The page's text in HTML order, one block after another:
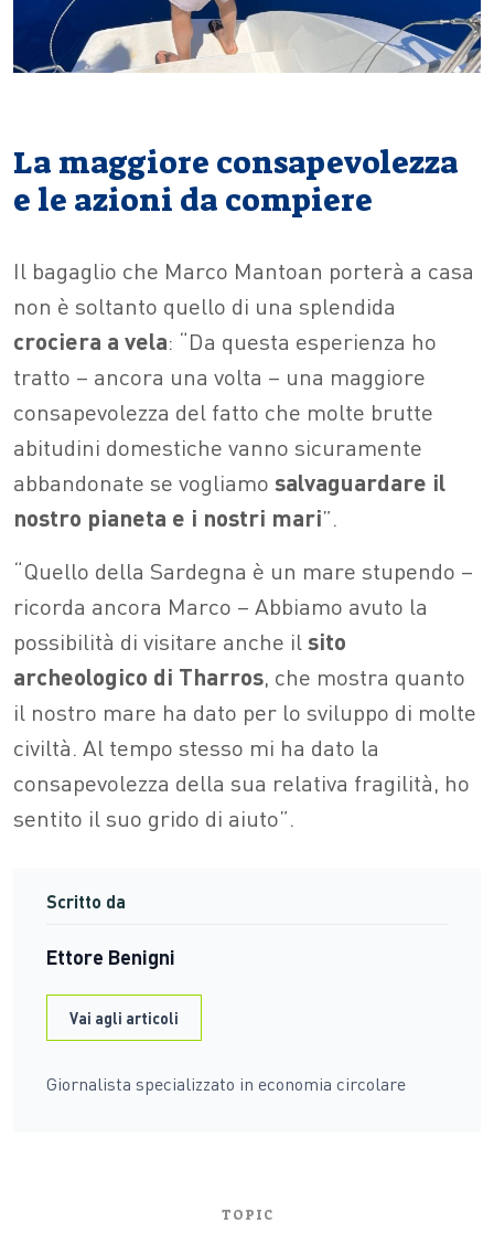
La maggiore consapevolezza
e le azioni da compiere
Il bagaglio che Marco Mantoan porterà a casa
non è soltanto quello di una splendida
crociera a vela: “Da questa esperienza ho
tratto – ancora una volta – una maggiore
consapevolezza del fatto che molte brutte
abitudini domestiche vanno sicuramente
abbandonate se vogliamo salvaguardare il
nostro pianeta e i nostri mari”.
“Quello della Sardegna è un mare stupendo –
ricorda ancora Marco – Abbiamo avuto la
possibilità di visitare anche il sito
archeologico di Tharros, che mostra quanto
il nostro mare ha dato per lo sviluppo di molte
civiltà. Al tempo stesso mi ha dato la
consapevolezza della sua relativa fragilità, ho
sentito il suo grido di aiuto”.
Scritto da
Ettore Benigni
Vai agli articoli
Giornalista specializzato in economia circolare
TOPIC